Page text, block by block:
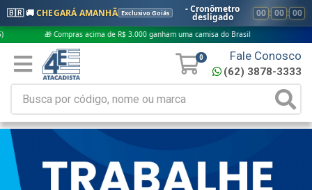
🇧🇷 🚚CHEGARÁ AMANHÃ Exclusivo Goiás - Cronômetro
desligado 00 : 00 : 00
Compras acima de R$ 3.000 ganham uma camisa do Brasil
0 Fale Conosco
(62) 3878-3333